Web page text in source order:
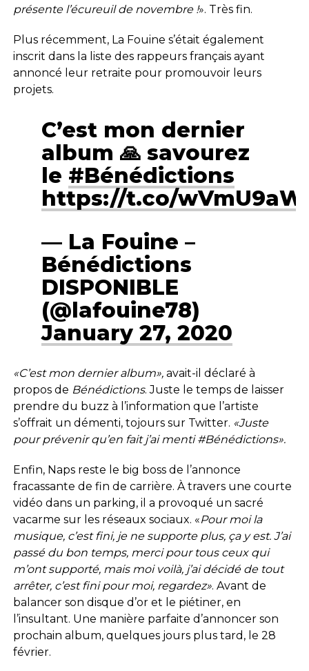
présente l’écureuil de novembre !». Très fin.
Plus récemment, La Fouine s’était également
inscrit dans la liste des rappeurs français ayant
annoncé leur retraite pour promouvoir leurs
projets.
C’est mon dernier
album 🙏 savourez
le #Bénédictions
https://t.co/
— La Fouine –
Bénédictions
DISPONIBLE
(@lafouine78)
January 27, 2020
«C’est mon dernier album», avait-il déclaré à
propos de Bénédictions. Juste le temps de laisser
prendre du buzz à l’information que l’artiste
s’offrait un démenti, tojours sur Twitter. «Juste
pour prévenir qu’en fait j’ai menti #Bénédictions».
Enfin, Naps reste le big boss de l’annonce
fracassante de fin de carrière. À travers une courte
vidéo dans un parking, il a provoqué un sacré
vacarme sur les réseaux sociaux. «Pour moi la
musique, c’est fini, je ne supporte plus, ça y est. J’ai
passé du bon temps, merci pour tous ceux qui
m’ont supporté, mais moi voilà, j’ai décidé de tout
arrêter, c’est fini pour moi, regardez». Avant de
balancer son disque d’or et le piétiner, en
l’insultant. Une manière parfaite d’annoncer son
prochain album, quelques jours plus tard, le 28
février.